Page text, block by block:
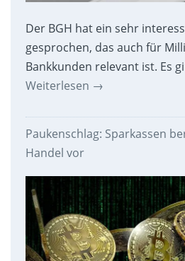
Der BGH hat ein sehr
gesprochen, das auch für
Bankkunden relevant ist. Es
Weiterlesen →
Paukenschlag: Sparkassen
Handel vor